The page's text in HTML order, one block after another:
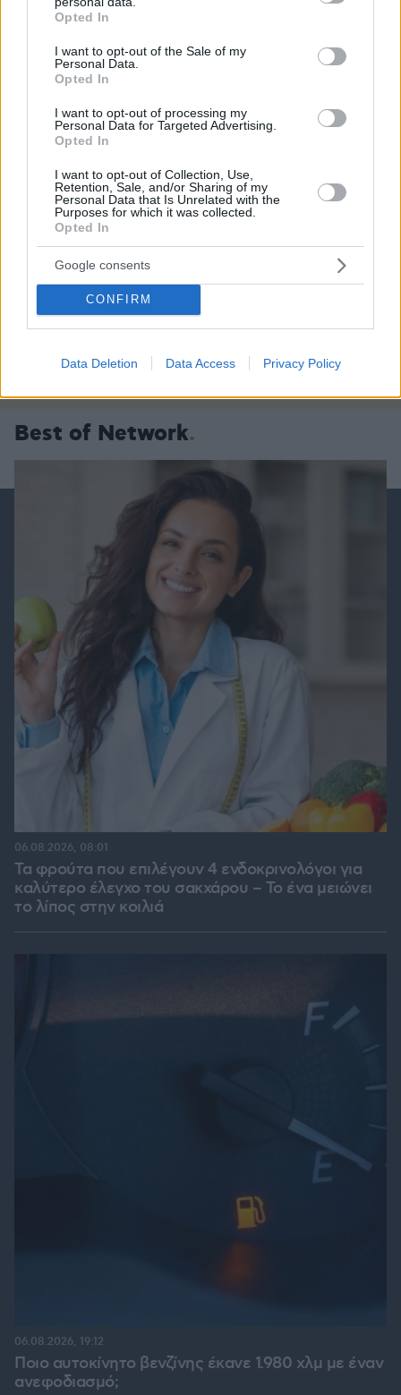
grant or deny consent to Google and its third-party tags to
use your data for below specified purposes in below Google
consent section.
Opted In
I want to opt-out of the Sale of my
Personal Data.
Opted In
I want to opt-out of processing my
Personal Data for Targeted Advertising.
Opted In
I want to opt-out of Collection, Use,
Retention, Sale, and/or Sharing of my
Personal Data that Is Unrelated with the
Purposes for which it was collected.
Opted In
Google consents
CONFIRM
Data Deletion Data Access Privacy Policy
€100.000
Games
Cut The Rope
ΔΕΙΤΕ ΟΛΑ ΤΑ GAMES
Best of Network
Τα φρούτα που επιλέγουν 4 ενδοκρινολόγοι για
καλύτερο έλεγχο του σακχάρου – Το ένα μειώνει
το λίπος στην κοιλιά
06.08.2026, 08:01
Ποιο αυτοκίνητο βενζίνης έκανε 1.980 χλμ με έναν
ανεφοδιασμό;
06.08.2026, 19:12